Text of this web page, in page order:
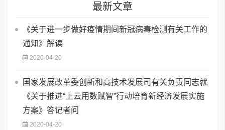
最新文章
《关于进一步做好疫情期间新冠病毒检测有关工作的
通知》解读
2020-04-20
国家发展改革委创新和高技术发展司有关负责同志就
《关于推进“上云用数赋智”行动培育新经济发展实施
方案》答记者问
2020-04-20